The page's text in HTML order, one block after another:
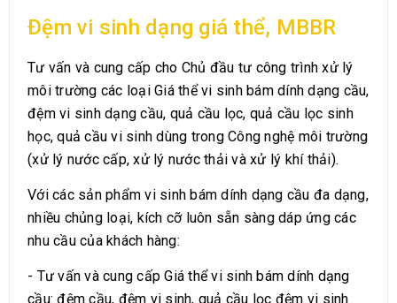
Đệm vi sinh dạng giá thể, MBBR
Tư vấn và cung cấp cho Chủ đầu tư công trình xử lý
môi trường các loại Giá thể vi sinh bám dính dạng cầu,
đệm vi sinh dạng cầu, quả cầu lọc, quả cầu lọc sinh
học, quả cầu vi sinh dùng trong Công nghệ môi trường
(xử lý nước cấp, xử lý nước thải và xử lý khí thải).
Với các sản phẩm vi sinh bám dính dạng cầu đa dạng,
nhiều chủng loại, kích cỡ luôn sẵn sàng dáp ứng các
nhu cầu của khách hàng:
- Tư vấn và cung cấp Giá thể vi sinh bám dính dạng
cầu: đệm cầu, đệm vi sinh, quả cầu lọc đệm vi sinh